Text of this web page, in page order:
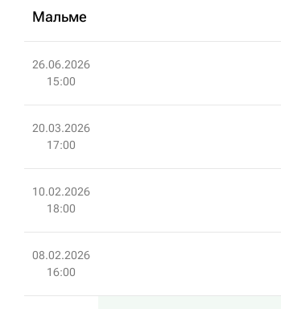
Мальме
26.06.2026
15:00
20.03.2026
17:00
10.02.2026
18:00
08.02.2026
16:00